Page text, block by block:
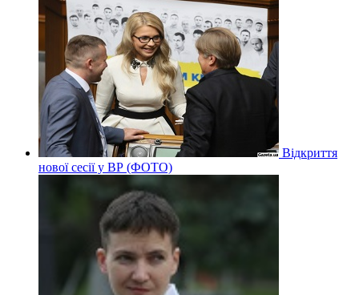
Відкриття
нової сесії у ВР (ФОТО)